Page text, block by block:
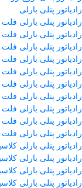
رادیاتور پنلی بارلی
رادیاتور پنلی بارلی فلت
رادیاتور پنلی بارلی فلت لاین 40
رادیاتور پنلی بارلی فلت لاین 60
رادیاتور پنلی بارلی فلت لاین 80
رادیاتور پنلی بارلی فلت لاین 100
رادیاتور پنلی بارلی فلت لاین 120
رادیاتور پنلی بارلی فلت لاین 140
رادیاتور پنلی بارلی فلت لاین 160
رادیاتور پنلی بارلی فلت لاین 180
رادیاتور پنلی بارلی فلت لاین 200
رادیاتور پنلی بارلی
رادیاتور پنلی بارلی کلاسیک 40
رادیاتور پنلی بارلی کلاسیک 60
رادیاتور پنلی بارلی کلاسیک 80